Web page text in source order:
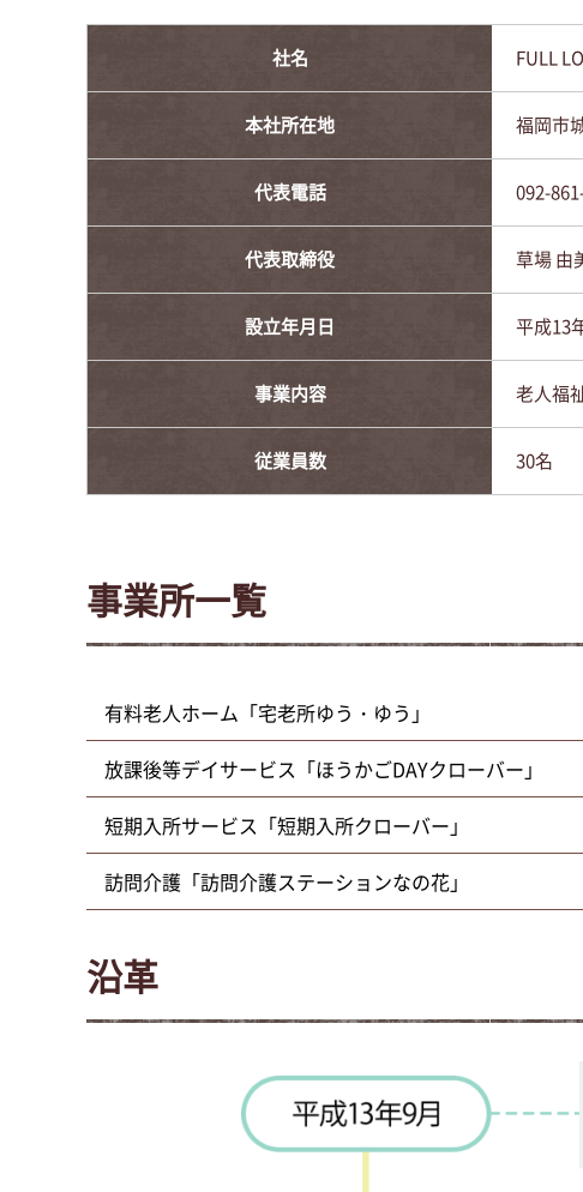
社名 FULL
本社所在地 福岡市
代表電話 092-
代表取締役 草場 由
設立年月日 平成13
事業内容 老人福
従業員数 30名
事業所一覧
有料老人ホーム「宅老所ゆう・ゆう」
放課後等デイサービス「ほうかごDAYクローバー」
短期入所サービス「短期入所クローバー」
訪問介護「訪問介護ステーションなの花」
沿革